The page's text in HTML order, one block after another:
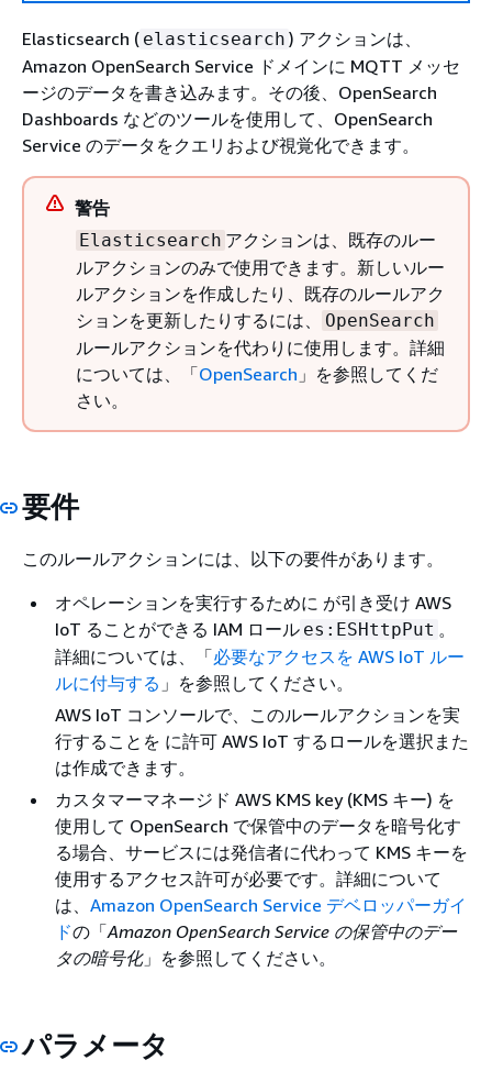
Elasticsearch ( elasticsearch ) アクションは、
Amazon OpenSearch Service ドメインに MQTT メッセ
ージのデータを書き込みます。その後、OpenSearch
Dashboards などのツールを使用して、OpenSearch
Service のデータをクエリおよび視覚化できます。
警告
Elasticsearch アクションは、既存のルー
ルアクションのみで使用できます。新しいルー
ルアクションを作成したり、既存のルールアク
ションを更新したりするには、
OpenSearch
ルールアクションを代わりに使用します。詳細
については、「OpenSearch 」を参照してくだ
さい。
要件
このルールアクションには、以下の要件があります。
オペレーションを実行するために が引き受け AWS
IoT ることができる IAM ロール es:ESHttpPut 。
詳細については、「必要なアクセスを AWS IoT ルー
ルに付与する 」を参照してください。
AWS IoT コンソールで、このルールアクションを実
行することを に許可 AWS IoT するロールを選択また
は作成できます。
カスタマーマネージド AWS KMS key (KMS キー) を
使用して OpenSearch で保管中のデータを暗号化す
る場合、サービスには発信者に代わって KMS キーを
使用するアクセス許可が必要です。詳細について
は、 Amazon OpenSearch Service デベロッパーガイ
ドの「Amazon OpenSearch Service の保管中のデー
タの暗号化」を参照してください。
パラメータ